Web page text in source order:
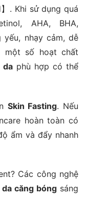
. Khi sử dụng quá
AHA, BHA,
nhạy cảm, dễ
một số hoạt chất
daphù hợp có thể
Skin Fasting. Nếu
hoàn toàn có
ẩm và đẩy nhanh
Các công nghệ
da căng bóng sáng